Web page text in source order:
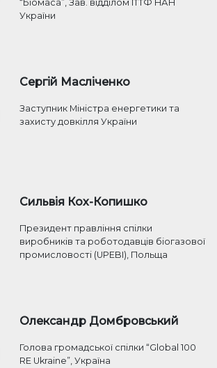
“Біомаса”, Зав. відділом ІТТФ НАН
України
Сергій Масліченко
Заступник Міністра енергетики та
захисту довкілля України
Сильвія Кох-Копишко
Президент правління спілки
виробників та роботодавців біогазової
промисловості (UPEBI), Польща
Олександр Домбровський
Голова громадської спілки “Global 100
RE Ukraine”, Україна